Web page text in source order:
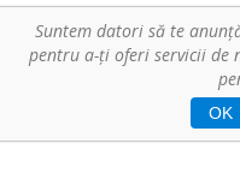
Suntem datori să te
pentru a-ți oferi servicii de
OK